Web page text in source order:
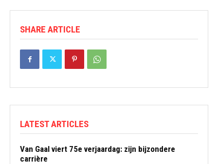
SHARE ARTICLE
LATEST ARTICLES
Van Gaal viert 75e verjaardag: zijn bijzondere
carrière